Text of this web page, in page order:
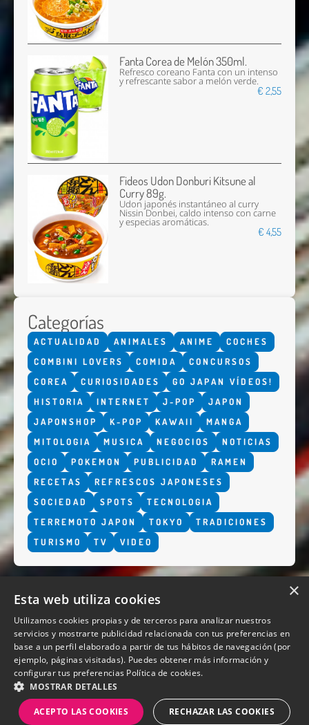
Fanta Corea de Melón 350ml.
Refresco coreano Fanta con un intenso
y refrescante sabor a melón verde.
€ 2,55
Fideos Udon Donburi Kitsune al
Curry 89g.
Udon japonés instantáneo al curry
Nissin Donbei, caldo intenso con carne
y especias aromáticas.
€ 4,55
Categorías
ACTUALIDAD ANIMALES ANIME
COCHES
COMBINI LOVERS
COMIDA
CONCURSOS
COREA
CURIOSIDADES
GO JAPAN VÍDEOS!
HISTORIA
INTERNET J-POP
JAPON
JAPONSHOP
K-POP KAWAII
MANGA
MITOLOGIA
MUSICA NEGOCIOS
NOTICIAS
OCIO
POKEMON PUBLICIDAD
RAMEN
RECETAS
REFRESCOS JAPONESES
SOCIEDAD
SPOTS
TECNOLOGIA
TERREMOTO JAPON
TOKYO
TRADICIONES
TURISMO
TV VIDEO
QUIENES SOMOS
×
Esta web utiliza cookies
Utilizamos cookies propias y de terceros para analizar nuestros
servicios y mostrarte publicidad relacionada con tus preferencias en
base a un perfil elaborado a partir de tus hábitos de navegación (por
ejemplo, páginas visitadas). Puedes obtener más información y
configurar tus preferencias Política de cookies.
MOSTRAR DETALLES
ACEPTO LAS COOKIES RECHAZAR LAS COOKIES